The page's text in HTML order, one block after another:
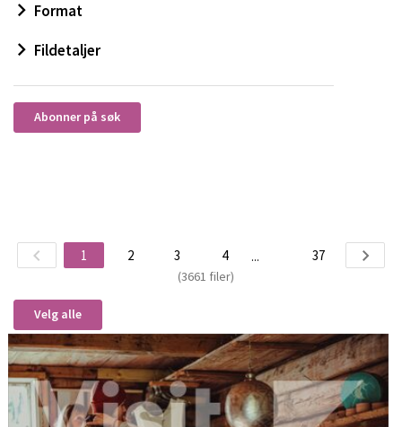
Format
Fildetaljer
Abonner på søk
1 2 3 4 ... 37
(3661 filer)
Velg alle